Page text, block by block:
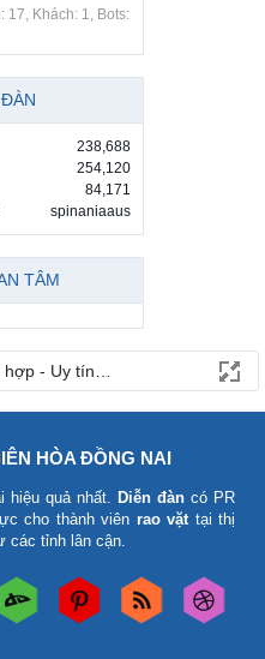
17, Khách: 1, Bots:
238,688
254,120
84,171
spinaniaaus
TÂM
- Uy tín - Miễn phí
HÒA ĐỒNG NAI
hiệu quả nhất. Diễn đàn có PR
cho thành viên rao vặt tại thị
các tỉnh lân cận.